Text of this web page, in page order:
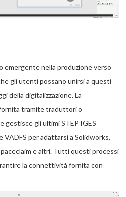
emergente nella produzione verso
gli utenti possano unirsi a questi
della digitalizzazione. La
tramite traduttori o
gestisce gli ultimi STEP IGES
VADFS per adattarsi a Solidworks,
e altri. Tutti questi processi
la connettività fornita con